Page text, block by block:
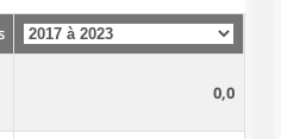
0,0